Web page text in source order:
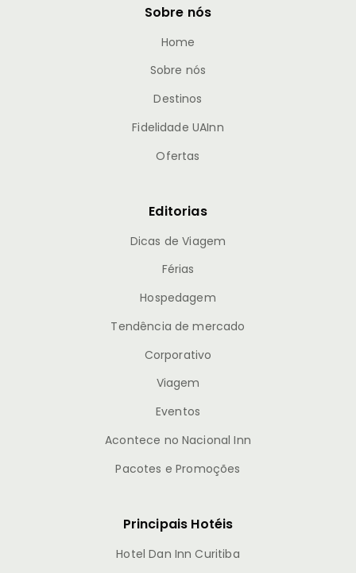
Sobre nós
Home
Sobre nós
Destinos
Fidelidade UAInn
Ofertas
Editorias
Dicas de Viagem
Férias
Hospedagem
Tendência de mercado
Corporativo
Viagem
Eventos
Acontece no Nacional Inn
Pacotes e Promoções
Principais Hotéis
Hotel Dan Inn Curitiba